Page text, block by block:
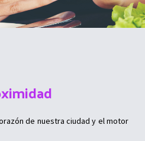
de nuestra ciudad y el motor